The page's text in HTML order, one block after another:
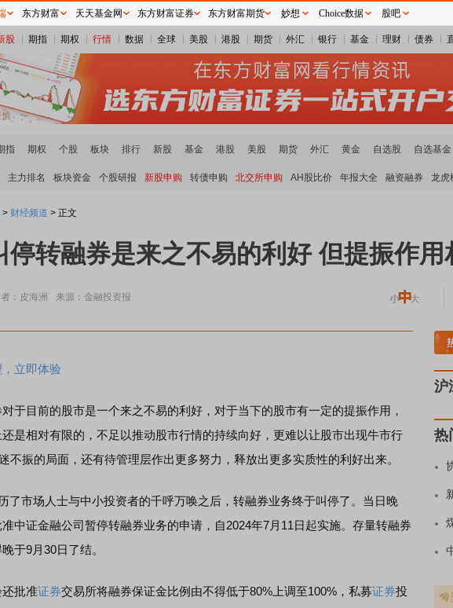
股 期指 期权 行情 数据 全球 美股 港股 期货 外汇 银行 基金 理财 债券
指 期权 个股 板块 排行 新股 基金 港股 美股 期货 外汇 黄金 自选股 自选基金
主力排名 板块资金 个股研报 新股申购 转债申购 北交所申购 AH股比价 年报大全 融资融券 龙虎
> 财经频道 > 正文
停转融券是来之不易的利好 但提振作用
：皮海洲 来源：金融投资报
立即体验
目前的股市是一个来之不易的利好，对于当下的股市有一定的提振作用，
是相对有限的，不足以推动股市行情的持续向好，更难以让股市出现牛市行
不振的局面，还有待管理层作出更多努力，释放出更多实质性的利好出来。
市场人士与中小投资者的千呼万唤之后，转融券业务终于叫停了。当日晚
中证金融公司暂停转融券业务的申请，自2024年7月11日起实施。存量转融券
于9月30日了结。
批准证券交易所将融券保证金比例由不得低于80%上调至100%，私募证券投
重要机构持股
沪
热
东方财富 天天基金网 东方财富证券 东方财富期货 妙想 Choice数据 股吧